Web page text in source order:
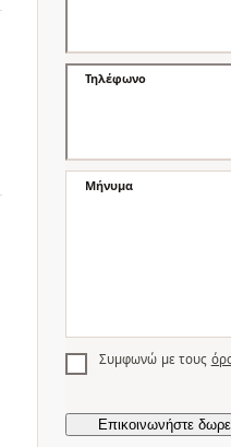
Τηλέφωνο
Μήνυμα
Συμφωνώ με τους